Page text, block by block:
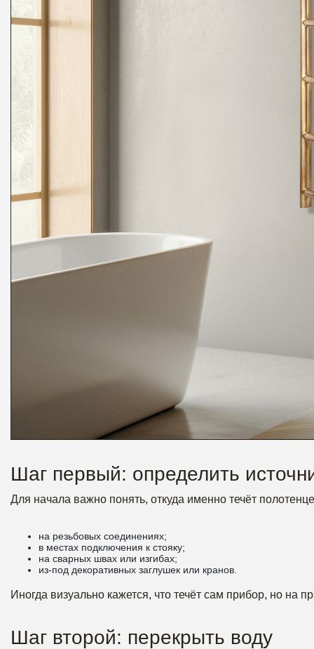
Шаг первый: определить
Для начала важно понять, откуда именно течёт
на резьбовых соединениях;
в местах подключения к стояку;
на сварных швах или изгибах;
из-под декоративных заглушек или кранов.
Иногда визуально кажется, что течёт сам прибор, но на
Шаг второй: перекрыть воду